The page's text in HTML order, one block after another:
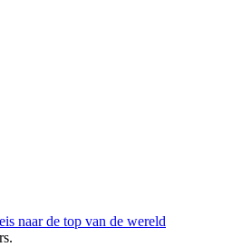
naar de top van de wereld